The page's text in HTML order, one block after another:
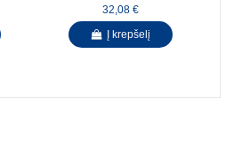
32,08 €
Į krepšelį